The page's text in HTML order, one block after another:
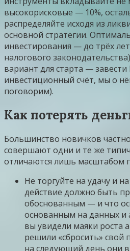
высокорисковые — 10%,
распределяйте исходя из
основной стратегии.
инвестирования — до трёх
налогового
вариант для старта —
инвестиционный счёт, мы о
поговорим).
Как потерять
Большинство новичков
совершают одни и те же
отличаются лишь масштабом
Не торгуйте на удачу и
действие должно быть
обоснованным — и что
основанным на данных и
вы увидели маяки роста
решили «сбросить» свой
на следующий день они